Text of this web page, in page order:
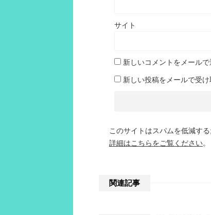
サイト
新しいコメントをメールで
新しい投稿をメールで受け
このサイトはスパムを低減す
詳細はこちらをご覧ください。
関連記事